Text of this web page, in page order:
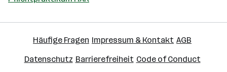
Häufige Fragen Impressum & Kontakt AGB
Datenschutz Barrierefreiheit Code of Conduct